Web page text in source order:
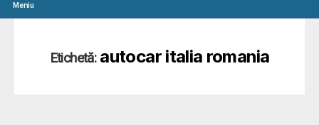
Meniu
Etichetă: autocar italia romania